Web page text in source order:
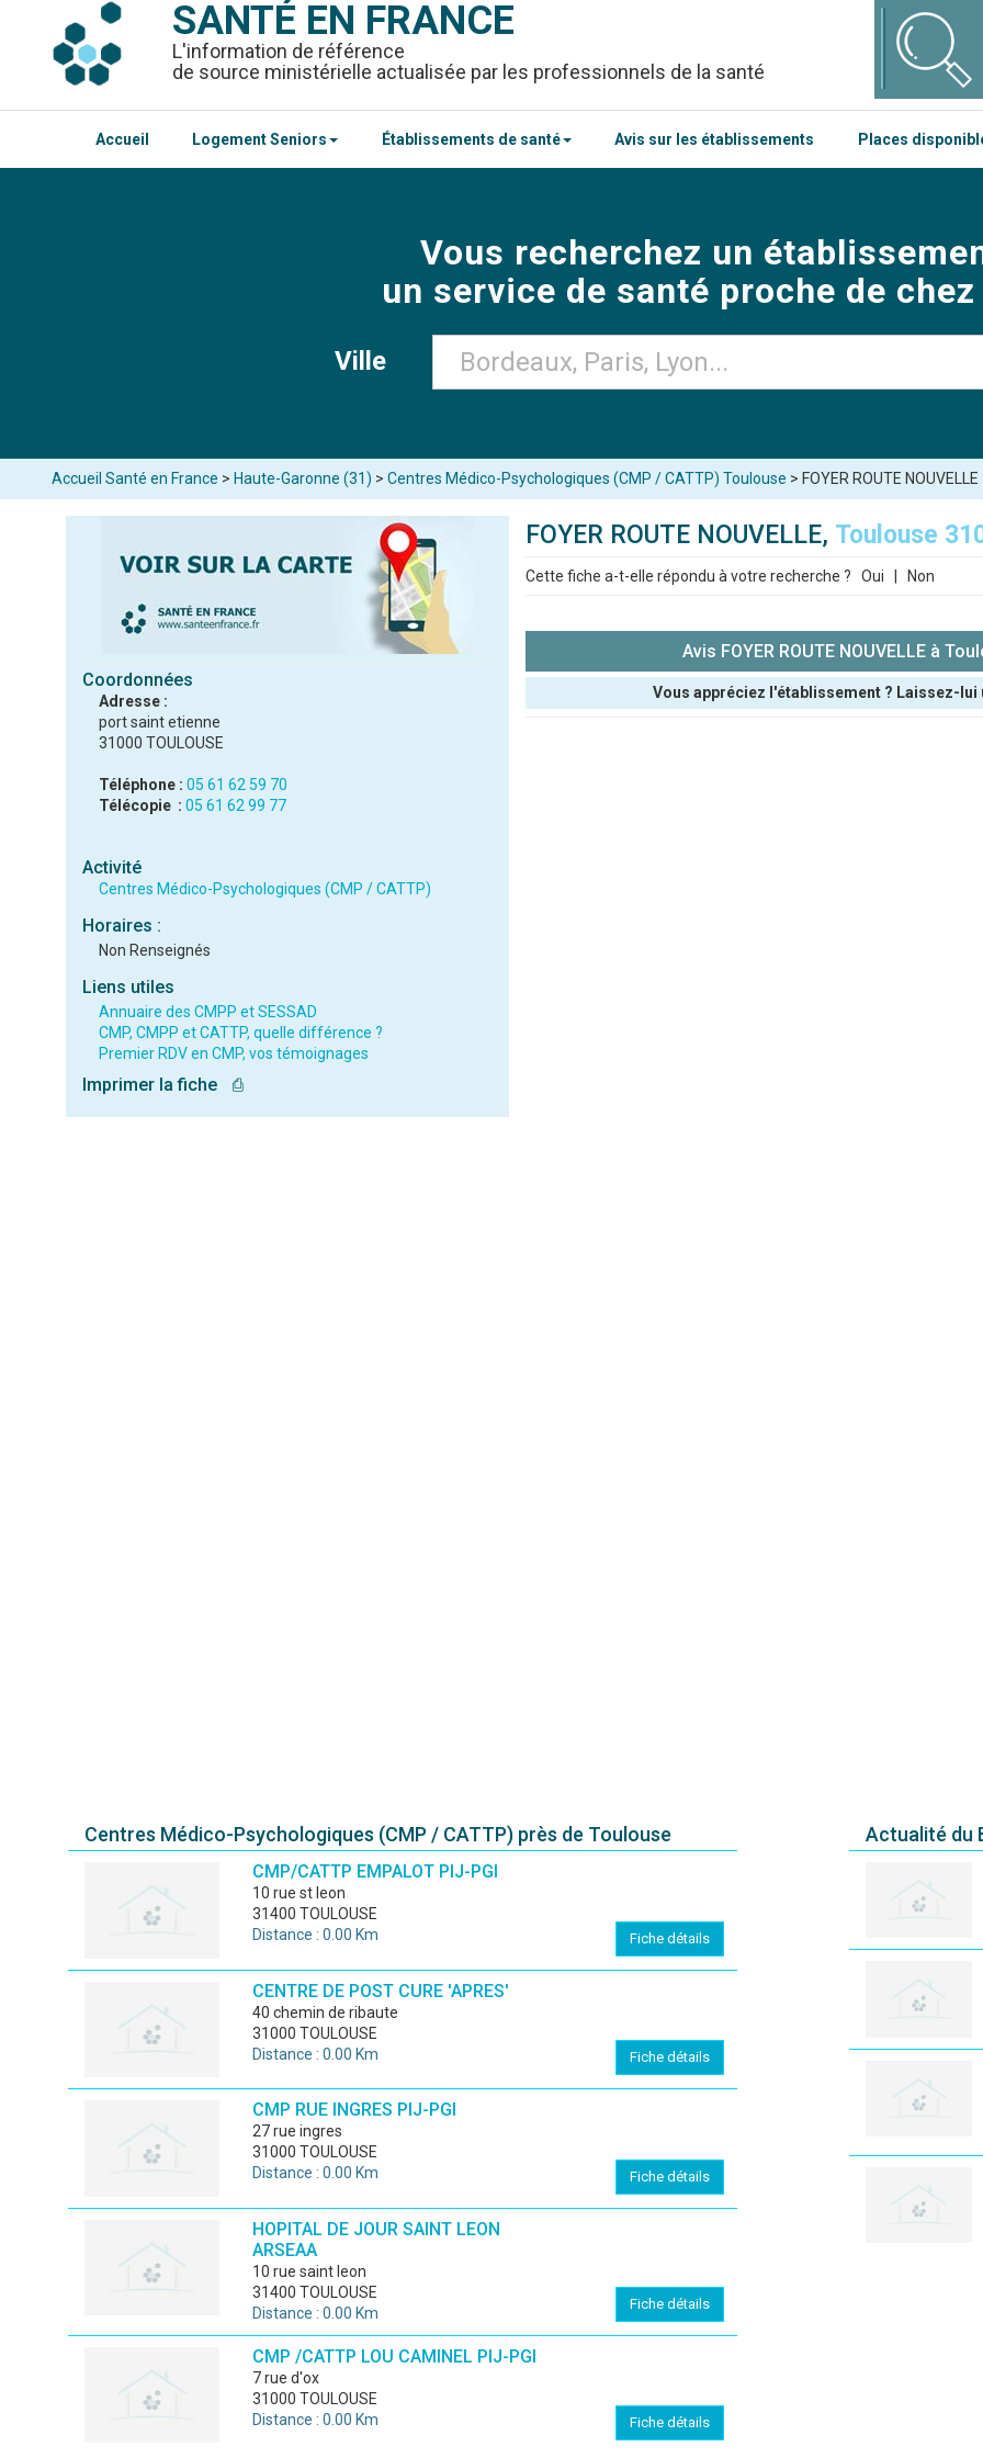
SANTÉ EN FRANCE
L'information de référence
de source ministérielle actualisée par les professionnels de la santé
Accueil Logement Seniors Établissements de santé Avis sur les établissements Places
Vous recherchez un
un service de santé proche de chez
Ville
Accueil Santé en France > Haute-Garonne (31) > Centres Médico-Psychologiques (CMP / CATTP) Toulouse > FOYER ROUTE NOUVELLE
Coordonnées
Adresse :
port saint etienne
31000 TOULOUSE
Téléphone : 05 61 62 59 70
Télécopie : 05 61 62 99 77
Activité
Centres Médico-Psychologiques (CMP / CATTP)
Horaires :
Non Renseignés
Liens utiles
Annuaire des CMPP et SESSAD
CMP, CMPP et CATTP, quelle différence ?
Premier RDV en CMP, vos témoignages
Imprimer la fiche ⎙
FOYER ROUTE NOUVELLE, Toulouse
Cette fiche a-t-elle répondu à votre recherche ? Oui Non
Avis FOYER ROUTE NOUVELLE à
Vous appréciez l'établissement ? Laissez-lui
Centres Médico-Psychologiques (CMP / CATTP) près de Toulouse
CMP/CATTP EMPALOT PIJ-PGI
10 rue st leon
31400 TOULOUSE
Distance : 0.00 Km
Fiche détails
CENTRE DE POST CURE 'APRES'
40 chemin de ribaute
31000 TOULOUSE
Distance : 0.00 Km
Fiche détails
CMP RUE INGRES PIJ-PGI
27 rue ingres
31000 TOULOUSE
Distance : 0.00 Km
Fiche détails
HOPITAL DE JOUR SAINT LEON
ARSEAA
10 rue saint leon
31400 TOULOUSE
Distance : 0.00 Km
Fiche détails
CMP /CATTP LOU CAMINEL PIJ-PGI
7 rue d'ox
31000 TOULOUSE
Distance : 0.00 Km
Fiche détails
Actualité du